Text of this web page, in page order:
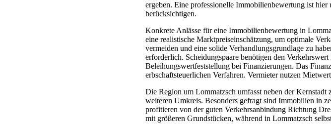
ergeben. Eine professionelle Immobilienbewertung ist hier
berücksichtigen.
Konkrete Anlässe für eine Immobilienbewertung in
eine realistische Marktpreiseinschätzung, um optimale
vermeiden und eine solide Verhandlungsgrundlage zu
erforderlich. Scheidungspaare benötigen den
Beleihungswertfeststellung bei Finanzierungen. Das
erbschaftsteuerlichen Verfahren. Vermieter nutzen
Die Region um Lommatzsch umfasst neben der
weiteren Umkreis. Besonders gefragt sind Immobilien in
profitieren von der guten Verkehrsanbindung Richtung
mit größeren Grundstücken, während in Lommatzsch